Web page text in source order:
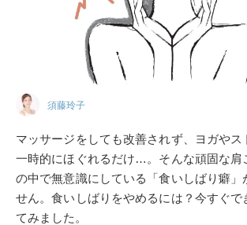
須藤玲子
マッサージをしても改善されず、ヨガやス
一時的にほぐれるだけ…。そんな頑固な肩
の中で無意識にしている「食いしばり癖」
せん。食いしばりをやめるには？今すぐで
てみました。